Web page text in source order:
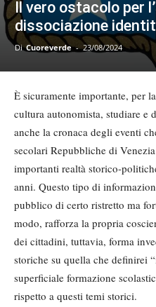
Il vero ostacolo per
dissociazione
Di Cuoreverde - 23/08/2024
È sicuramente importante, per
cultura autonomista, studiare e
anche la cronaca degli eventi
secolari Repubbliche di
importanti realtà storico-
anni. Questo tipo di
pubblico di certo ristretto ma
modo, rafforza la propria
dei cittadini, tuttavia, forma
storiche su quella che definirei
superficiale formazione
rispetto a questi temi storici.